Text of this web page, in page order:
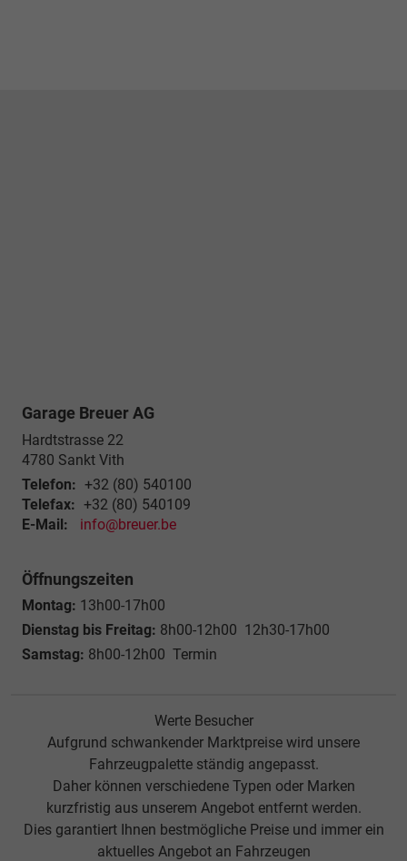
Garage Breuer AG
Hardtstrasse 22
4780 Sankt Vith
Telefon: +32 (80) 540100
Telefax: +32 (80) 540109
E-Mail:
info@breuer.be
Öffnungszeiten
Montag: 13h00-17h00
Dienstag bis Freitag: 8h00-12h00 12h30-17h00
Samstag: 8h00-12h00 Termin
Werte Besucher
Aufgrund schwankender Marktpreise wird unsere
Fahrzeugpalette ständig angepasst.
Daher können verschiedene Typen oder Marken
kurzfristig aus unserem Angebot entfernt werden.
Dies garantiert Ihnen bestmögliche Preise und immer ein
aktuelles Angebot an Fahrzeugen